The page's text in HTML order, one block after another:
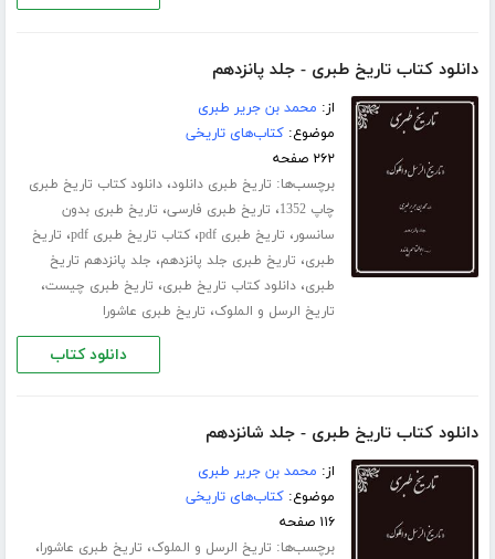
دانلود کتاب تاریخ طبری - جلد پانزدهم
از: محمد بن جریر طبری
موضوع:کتاب‌های تاریخی
۲۶۲ صفحه
برچسب‌ها: تاریخ طبری دانلود،دانلود کتاب تاریخ طبری
چاپ 1352
، تاریخ طبری فارسی، تاریخ طبری بدون
سانسور، تاریخ طبری pdf ،کتاب تاریخ طبری pdf ، تاریخ
طبری، تاریخ طبری جلد ‌پانزدهم، جلد پانزدهم تاریخ
طبری،دانلود کتاب تاریخ طبری، تاریخ طبری چیست،
تاریخ الرسل و الملوک، تاریخ طبری عاشورا
دانلود کتاب
دانلود کتاب تاریخ طبری - جلد شانزدهم
از: محمد بن جریر طبری
موضوع:کتاب‌های تاریخی
۱۱۶ صفحه
برچسب‌ها: تاریخ الرسل و الملوک، تاریخ طبری عاشورا،